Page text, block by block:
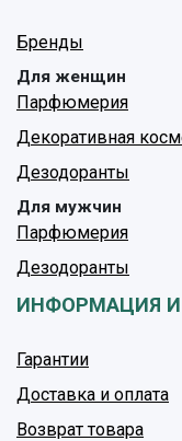
Бренды
Для женщин
Парфюмерия
Декоративная
Дезодоранты
Для мужчин
Парфюмерия
Дезодоранты
ИНФОРМАЦИЯ
Гарантии
Доставка и оплата
Возврат товара